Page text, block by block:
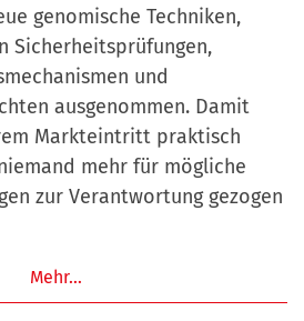
genomische Techniken,
Sicherheitsprüfungen,
und
ausgenommen. Damit
Markteintritt praktisch
mehr für mögliche
zur Verantwortung gezogen
Mehr…